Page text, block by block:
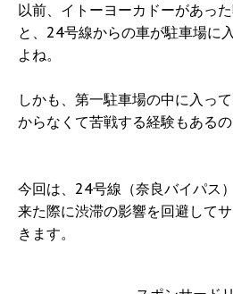
以前、イトーヨーカドーがあっ
と、24号線からの車が駐車場に
よね。
しかも、第一駐車場の中に入っ
からなくて苦戦する経験もある
今回は、24号線（奈良バイパス
来た際に渋滞の影響を回避して
きます。